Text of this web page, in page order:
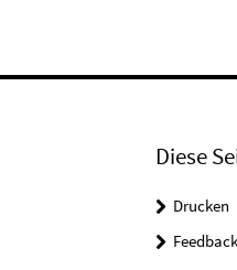
Diese
Drucken
Feedback